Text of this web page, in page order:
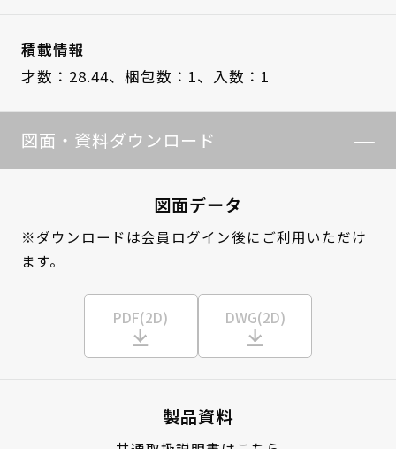
積載情報
才数：28.44、 梱包数：1、 入数：1
図面・資料ダウンロード
図面データ
※ダウンロードは会員ログイン後にご利用いただけ
ます。
PDF(2D) DWG(2D)
製品資料